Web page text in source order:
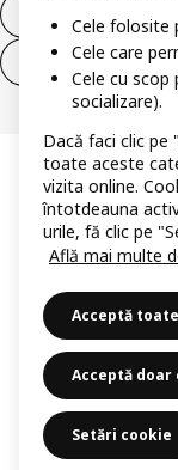
Retrage-te din
Retrage-te din
Cele folosite
Cele care
Cele cu
socializare).
Dacă faci clic
toate aceste
vizita online.
întotdeauna
urile, fă clic pe
Află mai multe
Acceptă
Acceptă
Setări cookie